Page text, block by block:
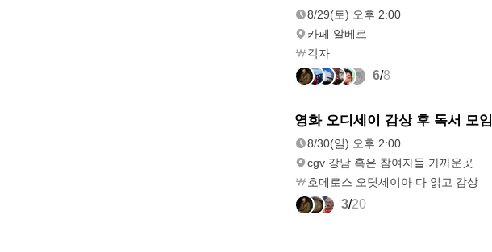
8/29(토) 오후 2:00
카페 알베르
각자
6/8
영화 오디세이 감상 후 독서 모임
8/30(일) 오후 2:00
cgv 강남 혹은 참여자들 가까운곳
호메로스 오딧세이아 다 읽고 감상
3/20